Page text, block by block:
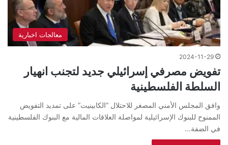
معالجات اخبارية
2024-11-29
تفويض مصرفي إسرائيلي جديد لتجنب انهيار
السلطة الفلسطينية
وافق المجلس الأمني المصغر للاحتلال “الكابينيت” على تمديد التفويض
الممنوح للبنوك الإسرائيلية لمواصلة العلاقات المالية مع البنوك الفلسطينية
في الضفة…